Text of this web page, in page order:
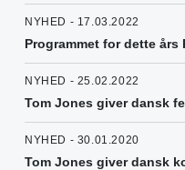
NYHED - 17.03.2022
Programmet for dette
NYHED - 25.02.2022
Tom Jones giver dansk
NYHED - 30.01.2020
Tom Jones giver dansk